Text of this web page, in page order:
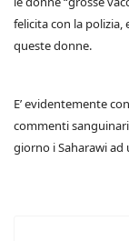
felicita con la polizia,
queste donne.
E’ evidentemente
commenti
giorno i Saharawi ad